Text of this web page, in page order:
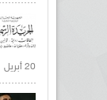
20 أبريل 2021 |